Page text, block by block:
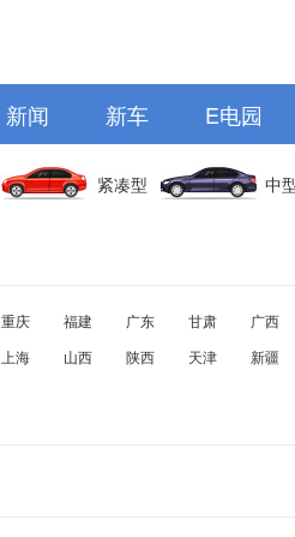
新闻 新车 E电园
紧凑型 中
重庆 福建 广东 甘肃
广西
上海 山西 陕西 天津 新疆